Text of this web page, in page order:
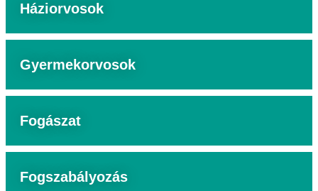
Háziorvosok
Gyermekorvosok
Fogászat
Fogszabályozás